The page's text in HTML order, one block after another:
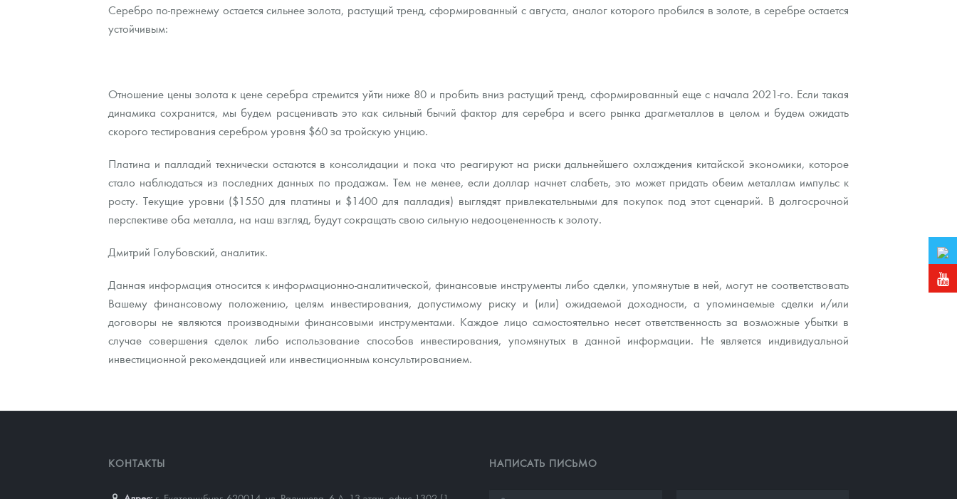
Серебро по-прежнему остается сильнее золота, растущий тренд, сформированный с августа, аналог которого пробился в золоте, в серебре остается
устойчивым:
Отношение цены золота к цене серебра стремится уйти ниже 80 и пробить вниз растущий тренд, сформированный еще с начала 2021-го. Если такая
динамика сохранится, мы будем расценивать это как сильный бычий фактор для серебра и всего рынка драгметаллов в целом и будем ожидать
скорого тестирования серебром уровня $60 за тройскую унцию.
Платина и палладий технически остаются в консолидации и пока что реагируют на риски дальнейшего охлаждения китайской экономики, которое
стало наблюдаться из последних данных по продажам. Тем не менее, если доллар начнет слабеть, это может придать обеим металлам импульс к
росту. Текущие уровни ($1550 для платины и $1400 для палладия) выглядят привлекательными для покупок под этот сценарий. В долгосрочной
перспективе оба металла, на наш взгляд, будут сокращать свою сильную недооцененность к золоту.
Дмитрий Голубовский, аналитик.
Данная информация относится к информационно-аналитической, финансовые инструменты либо сделки, упомянутые в ней, могут не соответствовать
Вашему финансовому положению, целям инвестирования, допустимому риску и (или) ожидаемой доходности, а упоминаемые сделки и/или
договоры не являются производными финансовыми инструментами. Каждое лицо самостоятельно несет ответственность за возможные убытки в
случае совершения сделок либо использование способов инвестирования, упомянутых в данной информации. Не является индивидуальной
инвестиционной рекомендацией или инвестиционным консультированием.
КОНТАКТЫ НАПИСАТЬ ПИСЬМО